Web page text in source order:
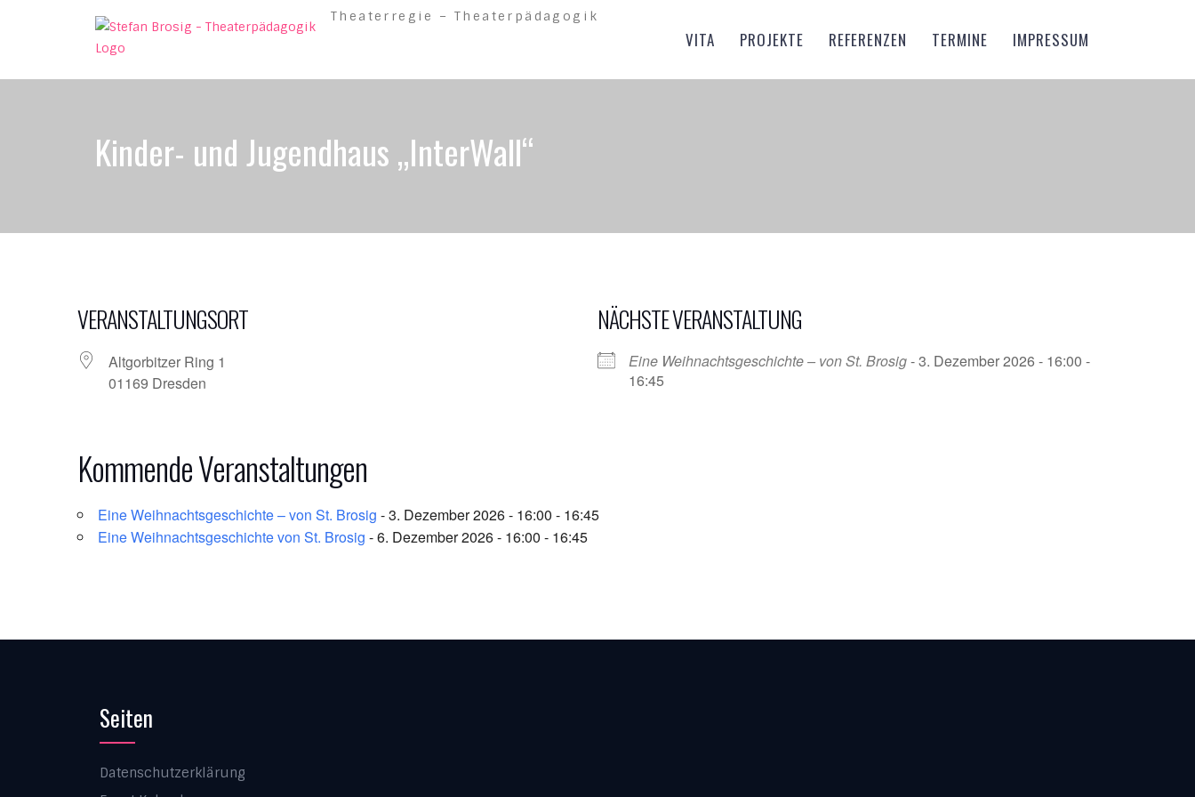
Theaterregie – Theaterpädagogik
VITA PROJEKTE REFERENZEN TERMINE IMPRESSUM
Kinder- und Jugendhaus „InterWall“
VERANSTALTUNGSORT
Altgorbitzer Ring 1
01169 Dresden
NÄCHSTE VERANSTALTUNG
Eine Weihnachtsgeschichte – von St. Brosig- 3. Dezember 2026 - 16:00 -
16:45
Kommende Veranstaltungen
Eine Weihnachtsgeschichte – von St. Brosig - 3. Dezember 2026 - 16:00 - 16:45
Eine Weihnachtsgeschichte von St. Brosig - 6. Dezember 2026 - 16:00 - 16:45
Seiten
Datenschutzerklärung